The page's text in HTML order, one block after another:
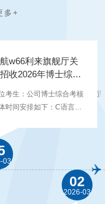
多 +
考场安排及名单
链接3月13日上午8：30开始面
提取码：TKnX面试2组新
说明：1.面试地点在北京市海
带身份证进入北航后，提前熟
...
w66利来旗舰厅关
收2026年博士综合
考生：公司博士综合考核
时间安排如下：C语言上
年3月12日下午14:30-
入场，15:00-16:30机
机试地点：新北区15宿
层信息实验平台（010房
）。16:35 基本情况问卷集
填答。综合面试： 硕博连
03
02
2026-03